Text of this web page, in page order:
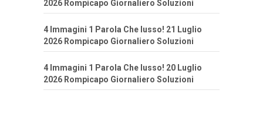
2026 Rompicapo Giornaliero Soluzioni
4 Immagini 1 Parola Che lusso! 21 Luglio
2026 Rompicapo Giornaliero Soluzioni
4 Immagini 1 Parola Che lusso! 20 Luglio
2026 Rompicapo Giornaliero Soluzioni